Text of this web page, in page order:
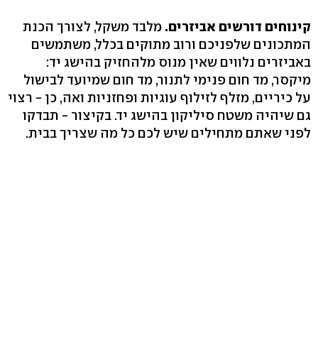
קינוחים דורשים אביזרים. מלבד משקל, לצורך הכנת
המתכונים שלפניכם ורוב מתוקים בכלל, משתמשים
באביזרים נלווים שאין מנוס מלהחזיק בהישג יד:
מיקסר, מד חום פנימי לתנור, מד חום שמיועד לבישול
על כיריים, מזלף לזילוף עוגיות ופחזניות ואה, כן - רצוי
גם שיהיה משטח סיליקון בהישג יד. בקיצור - תבדקו
לפני שאתם מתחילים שיש לכם כל מה שצריך בבית.